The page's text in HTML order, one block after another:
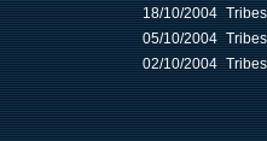
18/10/2004
05/10/2004
02/10/2004